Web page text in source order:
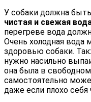
У собаки должна
чистая и свежая
перегреве вода
Очень холодная вода
здоровью собаки.
нужно насильно
она была в
самостоятельно
даже если плохо себя